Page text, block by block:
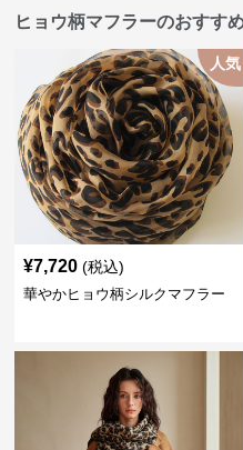
ヒョウ柄マフラーのおすす
人気
¥7,720 (税込)
華やかヒョウ柄シルクマフラー